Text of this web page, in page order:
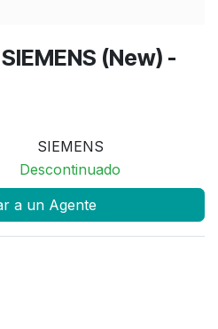
(New) -
SIEMENS
Descontinuado
a un Agente